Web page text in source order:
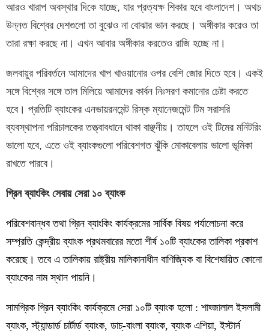
আরও খারাপ অবস্থার দিকে যাচ্ছে, যার প্রত্যক্ষ শিকার হবে বাংলাদেশ। অথচ
উন্নত বিশ্বের দেশগুলো তা বুঝেও না বোঝার ভান করছে। অঙ্গীকার করেও তা
তারা রক্ষা করছে না। এখন আবার অঙ্গীকার করতেও রাজি হচ্ছে না।
জলবায়ুর পরিবর্তনে আমাদের খাপ খাওয়ানোর ওপর বেশি জোর দিতে হবে। একই
সঙ্গে বিশ্বের সঙ্গে তাল মিলিয়ে আমাদের কার্বন নিঃসরণ কমানোর চেষ্টা করতে
হবে। প্রতিটি ব্যাংকের এনভায়রনমেন্ট রিস্ক ম্যানেজমেন্ট টিম সরাসরি
ব্যবস্থাপনা পরিচালকের তত্ত্বাবধানে থাকা বাঞ্ছনীয়। তাহলে ওই টিমের মনিটরিং
ভালো হবে, এতে ওই ব্যাংকগুলো পরিবেশগত ঝুঁকি মোকাবেলায় ভালো ভূমিকা
রাখতে পারবে।
গ্রিন ব্যাংকিং সেবায় সেরা ১০ ব্যাংক
পরিবেশবান্ধব তথা গ্রিন ব্যাংকিং কার্যক্রমের সার্বিক বিষয় পর্যালোচনা করে
সম্প্রতি কেন্দ্রীয় ব্যাংক প্রথমবারের মতো শীর্ষ ১০টি ব্যাংকের তালিকা প্রকাশ
করেছে। তবে এ তালিকায় রাষ্ট্রীয় মালিকানাধীন বাণিজ্যিক বা বিশেষায়িত কোনো
ব্যাংকের নাম স্থান পায়নি।
সামগ্রিক গ্রিন ব্যাংকিং কার্যক্রমে সেরা ১০টি ব্যাংক হলো : শাহ্জালাল ইসলামী
ব্যাংক, স্ট্যান্ডার্ড চার্টার্ড ব্যাংক, ডাচ্-বাংলা ব্যাংক, ব্যাংক এশিয়া, ইস্টার্ন